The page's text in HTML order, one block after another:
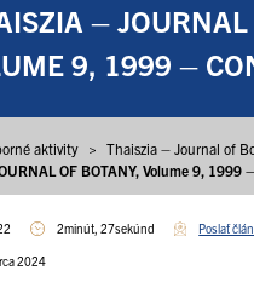
– JOURNAL
9, 1999 –
aktivity > Thaiszia – Journal of
OF BOTANY, Volume 9, 1999
2minút, 27sekúnd Poslať
2024